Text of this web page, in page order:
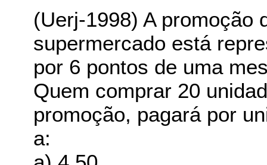
(Uerj-1998) A promoção
supermercado está
por 6 pontos de uma
Quem comprar 20
promoção, pagará por
a: